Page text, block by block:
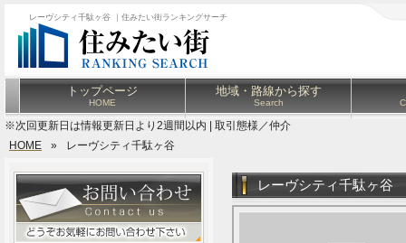
レーヴシティ千駄ヶ谷 ｜住みたい街ランキングサーチ
トップページ
HOME
地域・路線から探す
Search
※次回更新日は情報更新日より2週間以内 | 取引態様／仲介
HOME
» レーヴシティ千駄ヶ谷
レーヴシティ千駄ヶ谷